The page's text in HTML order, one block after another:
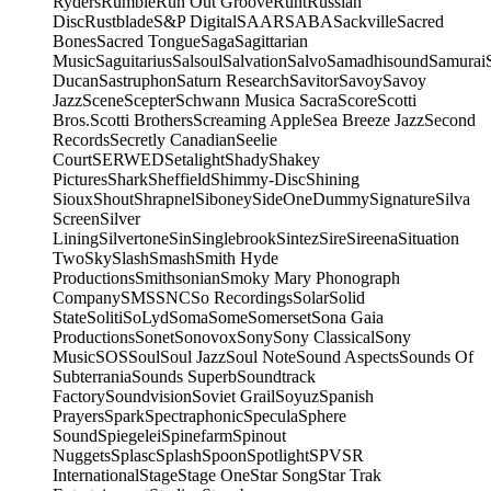
DiscRustbladeS&P DigitalSAARSABASackvilleSacred
BonesSacred TongueSagaSagittarian
MusicSaguitariusSalsoulSalvationSalvoSamadhisoundSamurai
DucanSastruphonSaturn ResearchSavitorSavoySavoy
JazzSceneScepterSchwann Musica SacraScoreScotti
Bros.Scotti BrothersScreaming AppleSea Breeze JazzSecond
RecordsSecretly CanadianSeelie
CourtSERWEDSetalightShadyShakey
PicturesSharkSheffieldShimmy-DiscShining
SiouxShoutShrapnelSiboneySideOneDummySignatureSilva
ScreenSilver
LiningSilvertoneSinSinglebrookSintezSireSireenaSituation
TwoSkySlashSmashSmith Hyde
ProductionsSmithsonianSmoky Mary Phonograph
CompanySMSSNCSo RecordingsSolarSolid
StateSolitiSoLydSomaSomeSomersetSona Gaia
ProductionsSonetSonovoxSonySony ClassicalSony
MusicSOSSoulSoul JazzSoul NoteSound AspectsSounds Of
SubterraniaSounds SuperbSoundtrack
FactorySoundvisionSoviet GrailSoyuzSpanish
PrayersSparkSpectraphonicSpeculaSphere
SoundSpiegeleiSpinefarmSpinout
NuggetsSplascSplashSpoonSpotlightSPVSR
InternationalStageStage OneStar SongStar Trak